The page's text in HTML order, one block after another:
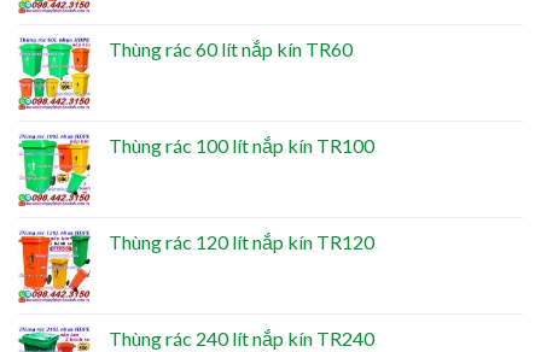
Thùng rác 60 lít nắp kín TR60
Thùng rác 100 lít nắp kín TR100
Thùng rác 120 lít nắp kín TR120
Thùng rác 240 lít nắp kín TR240